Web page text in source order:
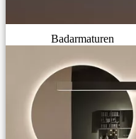
Badarmaturen